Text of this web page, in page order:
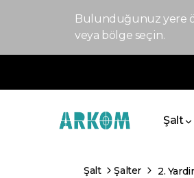
Bulunduğunuz yere
veya bölge seçin.
Şalt
Şalt Şalter 2.